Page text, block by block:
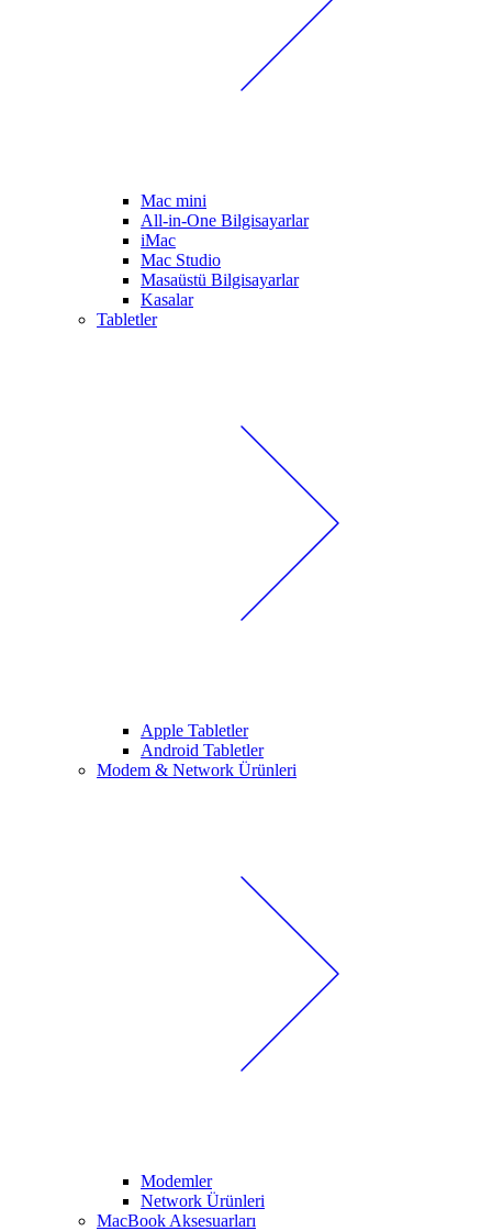
Mac mini
All-in-One Bilgisayarlar
iMac
Mac Studio
Masaüstü Bilgisayarlar
Kasalar
Tabletler
Apple Tabletler
Android Tabletler
Modem & Network Ürünleri
Modemler
Network Ürünleri
MacBook Aksesuarları